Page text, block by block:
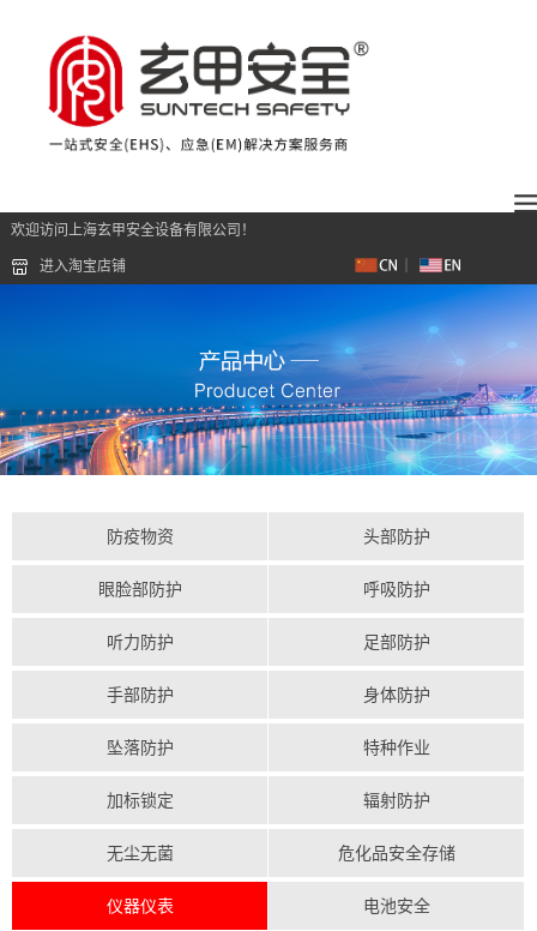
欢迎访问上海玄甲安全设备有限公司！
进入淘宝店铺
防疫物资 头部防护
眼脸部防护 呼吸防护
听力防护 足部防护
手部防护 身体防护
坠落防护 特种作业
加标锁定 辐射防护
无尘无菌 危化品安全存储
仪器仪表 电池安全